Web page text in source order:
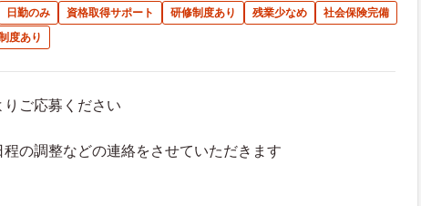
日勤のみ 資格取得サポート 研修制度あり 残業少なめ
社会保険完備
度あり
りご応募ください
程の調整などの連絡をさせていただきます